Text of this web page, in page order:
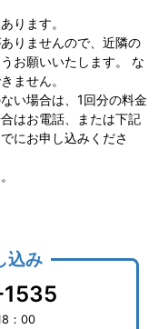
ります。
りませんので、近隣の
お願いいたします。 な
ません。
い場合は、1回分の料金
はお電話、または下記
にお申し込みくださ
込み
：00